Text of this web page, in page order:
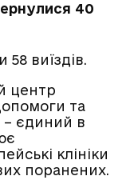
40
58 виїздів.
центр
та
єдиний в
клініки
поранених.